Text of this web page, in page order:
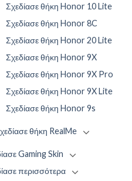
Σχεδίασε θήκη Honor 10 Lite
Σχεδίασε θήκη Honor 8C
Σχεδίασε θήκη Honor 20 Lite
Σχεδίασε θήκη Honor 9X
Σχεδίασε θήκη Honor 9X Pro
Σχεδίασε θήκη Honor 9X Lite
Σχεδίασε θήκη Honor 9s
θήκη RealMe
Gaming Skin
περισσότερα